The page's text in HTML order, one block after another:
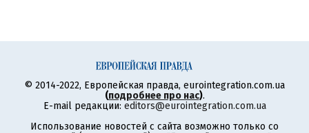
© 2014-2022, Европейская правда, eurointegration.com.ua
(подробнее про нас).
E-mail редакции: editors@eurointegration.com.ua
Использование новостей с сайта возможно только со